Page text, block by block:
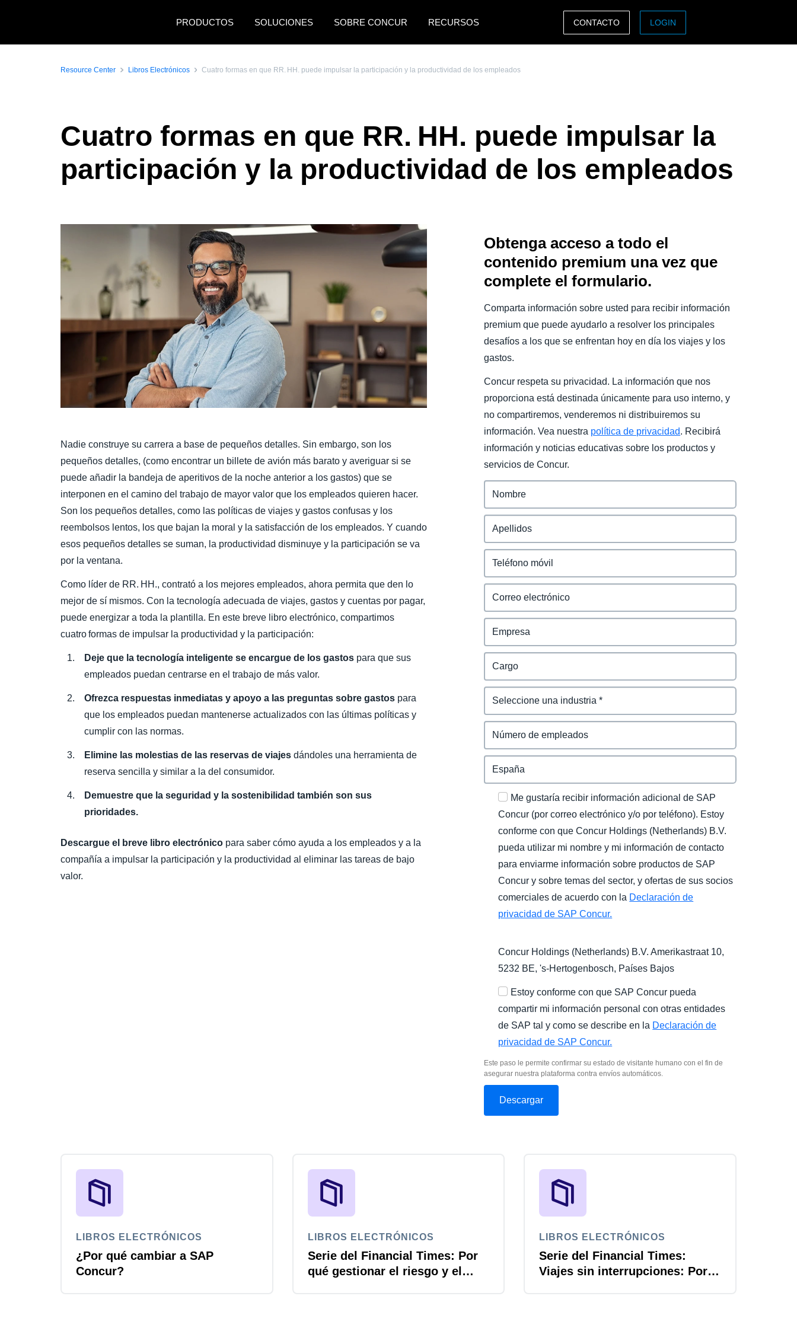
PRODUCTOS
SOLUCIONES SOBRE CONCUR RECURSOS
Canada (Français)
México (Español)
Brasil (Português)
Deutschland (Deutsch)
Italia (Italiano)
Nederlands (English)
Belgium (English)
España (Español)
Norway (English)
日本（日本語)
Singapore (English)
CONTACTO LOGIN
Resource Center Libros Electrónicos Cuatro formas en que RR. HH. puede impulsar la participación y la productividad de los empleados
Cuatro formas en que RR. HH. puede impulsar la
participación y la productividad de los empleados
Nadie construye su carrera a base de pequeños detalles. Sin embargo, son los
pequeños detalles, (como encontrar un billete de avión más barato y averiguar si se
puede añadir la bandeja de aperitivos de la noche anterior a los gastos) que se
interponen en el camino del trabajo de mayor valor que los empleados quieren hacer.
Son los pequeños detalles, como las políticas de viajes y gastos confusas y los
reembolsos lentos, los que bajan la moral y la satisfacción de los empleados. Y cuando
esos pequeños detalles se suman, la productividad disminuye y la participación se va
por la ventana.
Como líder de RR. HH., contrató a los mejores empleados, ahora permita que den lo
mejor de sí mismos. Con la tecnología adecuada de viajes, gastos y cuentas por pagar,
puede energizar a toda la plantilla. En este breve libro electrónico, compartimos
cuatro formas de impulsar la productividad y la participación:
Deje que la tecnología inteligente se encargue de los gastos para que sus
empleados puedan centrarse en el trabajo de más valor.
Ofrezca respuestas inmediatas y apoyo a las preguntas sobre gastos para
que los empleados puedan mantenerse actualizados con las últimas políticas y
cumplir con las normas.
Elimine las molestias de las reservas de viajes dándoles una herramienta de
reserva sencilla y similar a la del consumidor.
Demuestre que la seguridad y la sostenibilidad también son sus
prioridades.
Descargue el breve libro electrónico para saber cómo ayuda a los empleados y a la
compañía a impulsar la participación y la productividad al eliminar las tareas de bajo
valor.
Obtenga acceso a todo el
contenido premium una vez que
complete el formulario.
Comparta información sobre usted para recibir información
premium que puede ayudarlo a resolver los principales
desafíos a los que se enfrentan hoy en día los viajes y los
gastos.
Concur respeta su privacidad. La información que nos
proporciona está destinada únicamente para uso interno, y
no compartiremos, venderemos ni distribuiremos su
información. Vea nuestra política de privacidad. Recibirá
información y noticias educativas sobre los productos y
servicios de Concur.
Me gustaría recibir información adicional de SAP
Concur (por correo electrónico y/o por teléfono). Estoy
conforme con que Concur Holdings (Netherlands) B.V.
pueda utilizar mi nombre y mi información de contacto
para enviarme información sobre productos de SAP
Concur y sobre temas del sector, y ofertas de sus socios
comerciales de acuerdo con la Declaración de
privacidad de SAP Concur.
Concur Holdings (Netherlands) B.V. Amerikastraat 10,
5232 BE,'s-Hertogenbosch, Países Bajos
Estoy conforme con que SAP Concur pueda
compartir mi información personal con otras entidades
de SAP tal y como se describe en la Declaración de
privacidad de SAP Concur.
Este paso le permite confirmar su estado de visitante humano con el fin de
asegurar nuestra plataforma contra envíos automáticos.
LIBROS ELECTRÓNICOS
¿Por qué cambiar a SAP
Concur?
LIBROS ELECTRÓNICOS
Serie del Financial Times: Por
qué gestionar el riesgo y el
LIBROS ELECTRÓNICOS
Serie del Financial Times:
Viajes sin interrupciones: Por